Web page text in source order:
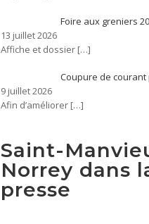
Foire aux greniers
13 juillet 2026
Affiche et dossier […]
Coupure de
9 juillet 2026
Afin d’améliorer […]
Saint-
Norrey dans
presse